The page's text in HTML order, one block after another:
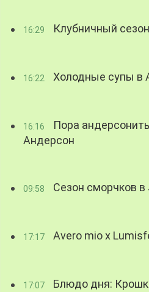
16:29 Клубничный
16:22 Холодные супы в
16:16
Пора
Андерсон
09:58 Сезон сморчков в
17:17 Avero mio x
17:07
Блюдо дня: